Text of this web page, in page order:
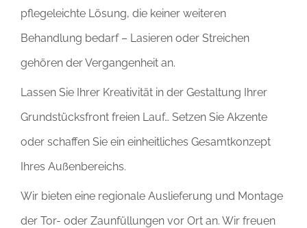
pflegeleichte Lösung, die keiner weiteren
Behandlung bedarf – Lasieren oder Streichen
gehören der Vergangenheit an.
Lassen Sie Ihrer Kreativität in der Gestaltung Ihrer
Grundstücksfront freien Lauf… Setzen Sie Akzente
oder schaffen Sie ein einheitliches Gesamtkonzept
Ihres Außenbereichs.
Wir bieten eine regionale Auslieferung und Montage
der Tor- oder Zaunfüllungen vor Ort an. Wir freuen